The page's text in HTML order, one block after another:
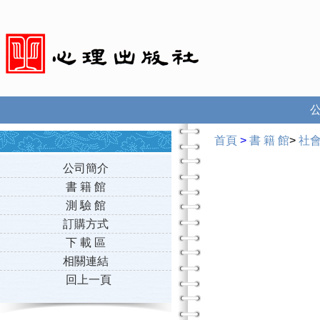
公司簡介
書 籍 館
測 驗 館
訂購方式
下 載 區
相關連結
回上一頁
首頁 > 書 籍 館> 社